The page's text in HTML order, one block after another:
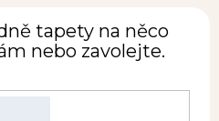
tapety na něco
nebo zavolejte.